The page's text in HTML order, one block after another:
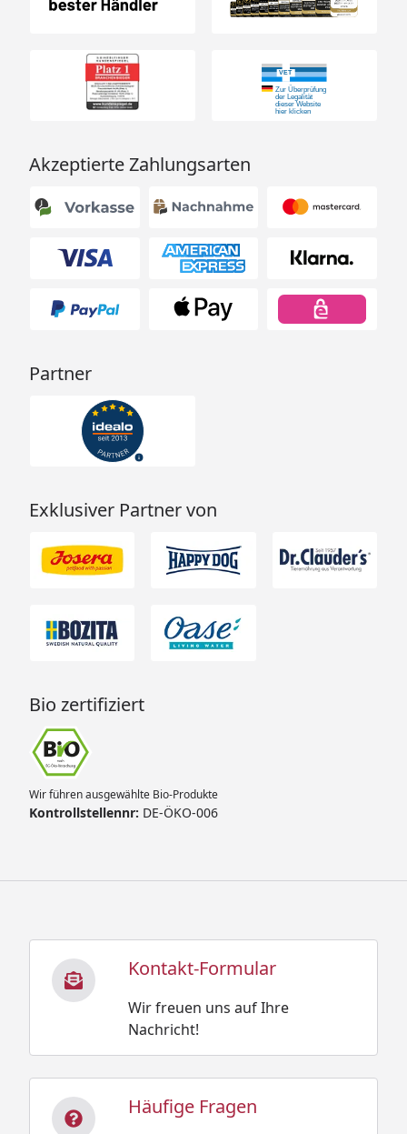
Akzeptierte Zahlungsarten
Partner
Exklusiver Partner von
Bio zertifiziert
Wir führen ausgewählte Bio-Produkte
Kontrollstellennr: DE-ÖKO-006
Kontakt-Formular
Wir freuen uns auf Ihre
Nachricht!
Häufige Fragen